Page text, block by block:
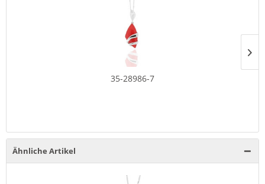
35-28986-7
Ähnliche Artikel